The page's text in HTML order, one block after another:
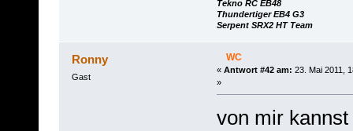
Tekno RC EB48
Thundertiger EB4 G3
Serpent SRX2 HT Team
Ronny
Gast
WC
« Antwort #42 am: 23. Mai 2011,
»
von mir